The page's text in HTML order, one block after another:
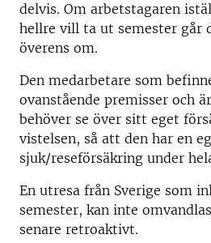
delvis. Om arbetstagaren
hellre vill ta ut semester går
överens om.
Den medarbetare som
ovanstående premisser och
behöver se över sitt eget
vistelsen, så att den har en
sjuk/reseförsäkring under
En utresa från Sverige som
semester, kan inte
senare retroaktivt.